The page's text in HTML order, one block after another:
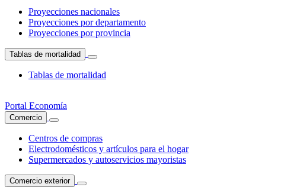
Proyecciones nacionales
Proyecciones por departamento
Proyecciones por provincia
Tablas de mortalidad
Tablas de mortalidad
Portal Economía
Comercio
Centros de compras
Electrodomésticos y artículos para el hogar
Supermercados y autoservicios mayoristas
Comercio exterior